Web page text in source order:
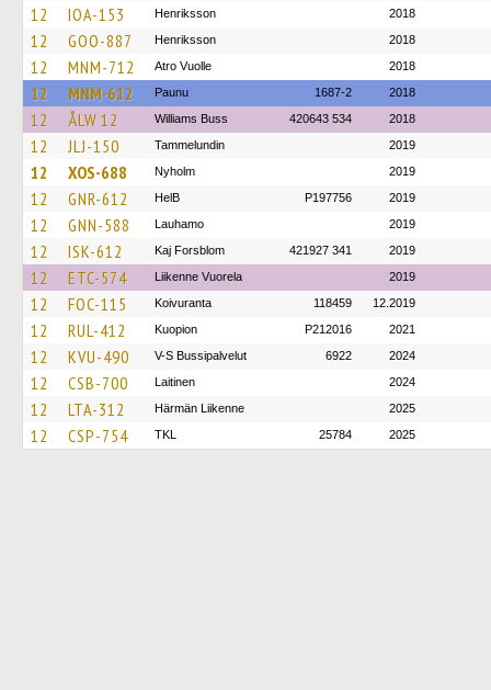
12 IOA-153 Henriksson 2018
12 GOO-887 Henriksson 2018
12 MNM-712 Atro Vuolle 2018
12 MNM-612 Paunu 1687-2 2018
12 ÅLW 12 Williams Buss 420643 534 2018
12 JLJ-150 Tammelundin 2019
12 XOS-688 Nyholm 2019
12 GNR-612 HelB P197756 2019
12 GNN-588 Lauhamo 2019
12 ISK-612 Kaj Forsblom 421927 341 2019
12 ETC-574 Liikenne Vuorela 2019
12 FOC-115 Koivuranta 118459 12.2019
12 RUL-412 Kuopion P212016 2021
12 KVU-490 V-S Bussipalvelut 6922 2024
12 CSB-700 Laitinen 2024
12 LTA-312 Härmän Liikenne 2025
12 CSP-754 TKL 25784 2025